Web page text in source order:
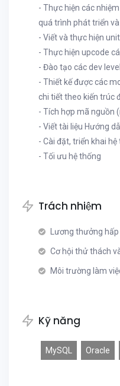
- Thực hiện các
quá trình phát triển và
- Viết và thực hiện
- Thực hiện upcode
- Đào tạo các dev
- Thiết kế được các
chi tiết theo kiến trúc
- Tích hợp mã nguồn
- Viết tài liệu Hướng
- Cài đặt, triển khai hệ
- Tối ưu hệ thống
Trách nhiệm
Lương thưởng
Cơ hội thử thách
Môi trường làm
Kỹ năng
MySQL Oracle